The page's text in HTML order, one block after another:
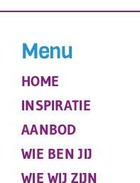
Menu
HOME
INSPIRATIE
AANBOD
WIE BEN JIJ
WIE WIJ ZIJN